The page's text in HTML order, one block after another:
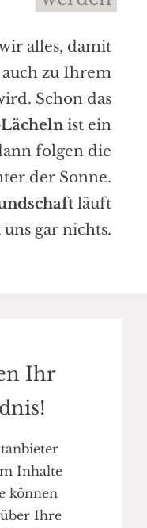
alles, damit
zu Ihrem
Schon das
ist ein
folgen die
der Sonne.
läuft
uns gar nichts.
Ihr
Inhalte
können
Ihre